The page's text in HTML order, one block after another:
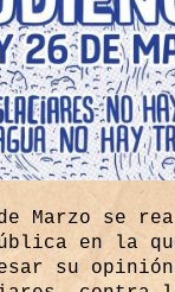
Marzo se
en la
su